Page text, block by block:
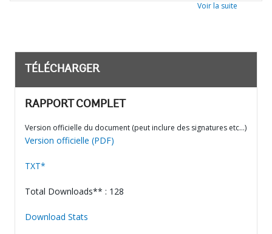
Voir la suite
TÉLÉCHARGER
RAPPORT COMPLET
Version officielle du document (peut inclure des signatures etc…)
Version officielle (PDF)
TXT*
Total Downloads** : 128
Download Stats